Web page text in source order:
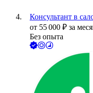
Консультант в
от 55 000 ₽ за
Без опыта